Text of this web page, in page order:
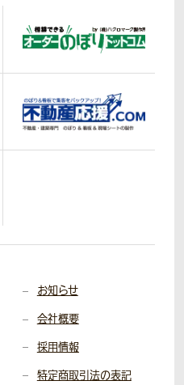
お知らせ
会社概要
採用情報
特定商取引法の表記